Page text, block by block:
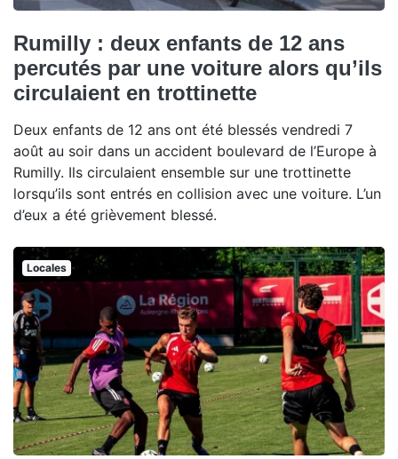
Rumilly : deux enfants de 12 ans
percutés par une voiture alors qu’ils
circulaient en trottinette
Deux enfants de 12 ans ont été blessés vendredi 7
août au soir dans un accident boulevard de l’Europe à
Rumilly. Ils circulaient ensemble sur une trottinette
lorsqu’ils sont entrés en collision avec une voiture. L’un
d’eux a été grièvement blessé.
Locales